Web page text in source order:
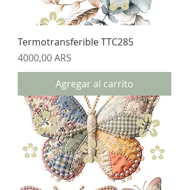
Termotransferible TTC285
Precio
4000,00 ARS
Agregar al carrito